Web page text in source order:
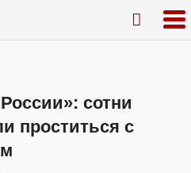
сотни
проститься с